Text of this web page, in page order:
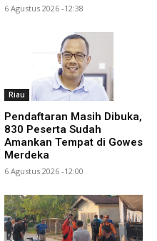
6 Agustus 2026 -12:38
Riau
Pendaftaran Masih Dibuka,
830 Peserta Sudah
Amankan Tempat di Gowes
Merdeka
6 Agustus 2026 -12:00